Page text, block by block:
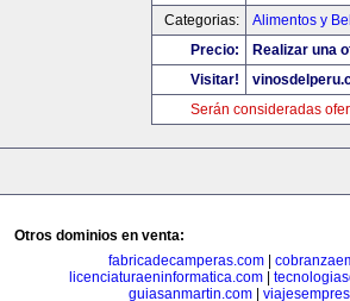
Categorias:
Alimentos y
Precio:
Realizar una
Visitar!
Serán consideradas
Otros dominios en venta:
fabricadecamperas.com
licenciaturaeninformatica.com|
guiasanmartin.com|